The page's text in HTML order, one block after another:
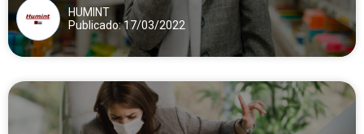
HUMINT
Publicado: 17/03/2022